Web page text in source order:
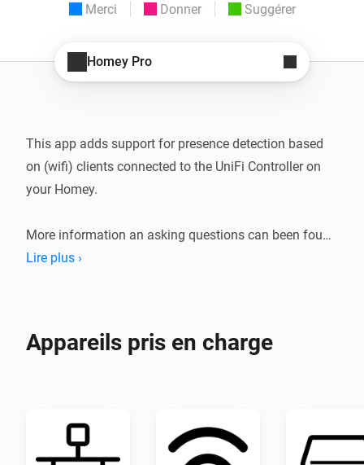
Merci Donner Suggérer
Homey Pro
This app adds support for presence detection based
on (wifi) clients connected to the UniFi Controller on
your Homey.
More information an asking questions can been found
at the Homey Community Topic
Lire plus ›
Appareils pris en charge